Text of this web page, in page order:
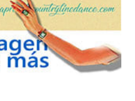
completo a la web. Puedes
de vídeos tutoriales y